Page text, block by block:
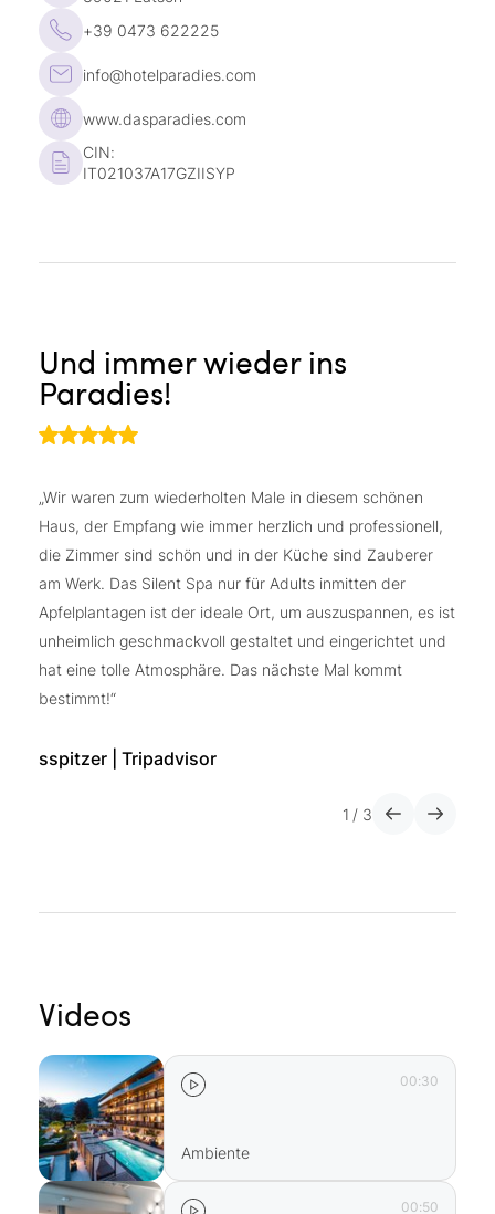
+39 0473 622225
info@hotelparadies.com
www.dasparadies.com
CIN:
IT021037A17GZIISYP
Und immer wieder ins
Paradies!
„Wir waren zum wiederholten Male in diesem schönen
Haus, der Empfang wie immer herzlich und professionell,
die Zimmer sind schön und in der Küche sind Zauberer
am Werk. Das Silent Spa nur für Adults inmitten der
Apfelplantagen ist der ideale Ort, um auszuspannen, es ist
unheimlich geschmackvoll gestaltet und eingerichtet und
hat eine tolle Atmosphäre. Das nächste Mal kommt
bestimmt!“
sspitzer | Tripadvisor
1 / 3
Videos
00:30
Ambiente
00:50